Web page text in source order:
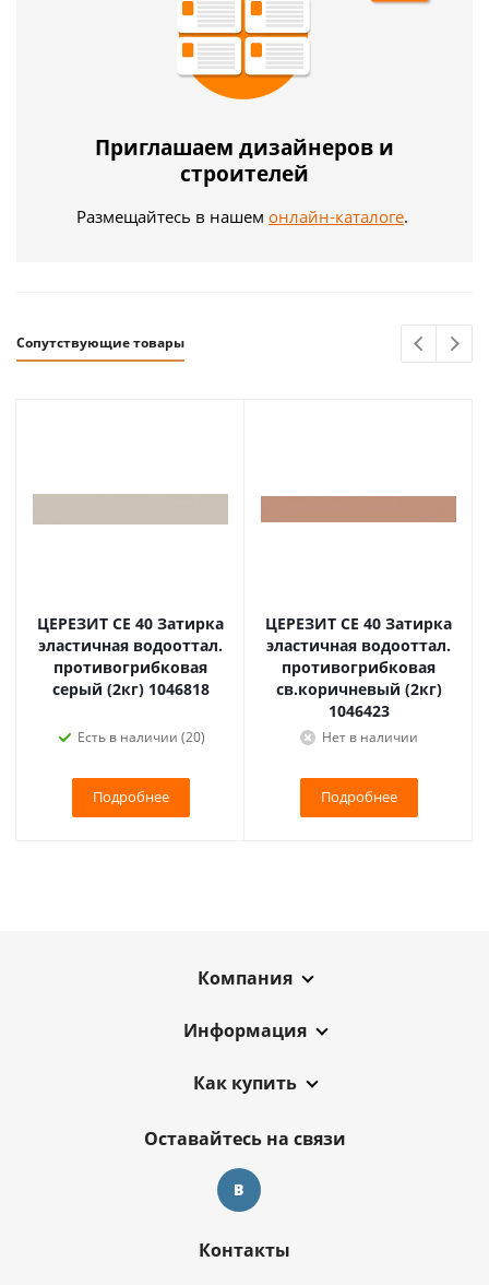
Приглашаем дизайнеров и
строителей
Размещайтесь в нашем онлайн-каталоге.
Сопутствующие товары
ЦЕРЕЗИТ CE 40 Затирка
эластичная водооттал.
противогрибковая
серый (2кг) 1046818
Есть в наличии (20)
Подробнее
ЦЕРЕЗИТ CE 40 Затирка
эластичная водооттал.
противогрибковая
св.коричневый (2кг)
1046423
Нет в наличии
Подробнее
Компания
Информация
Как купить
Оставайтесь на связи
Контакты